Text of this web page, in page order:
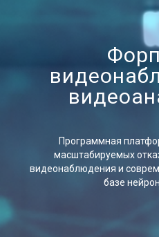
Программная
масштабируемых
видеонаблюдения и
базе